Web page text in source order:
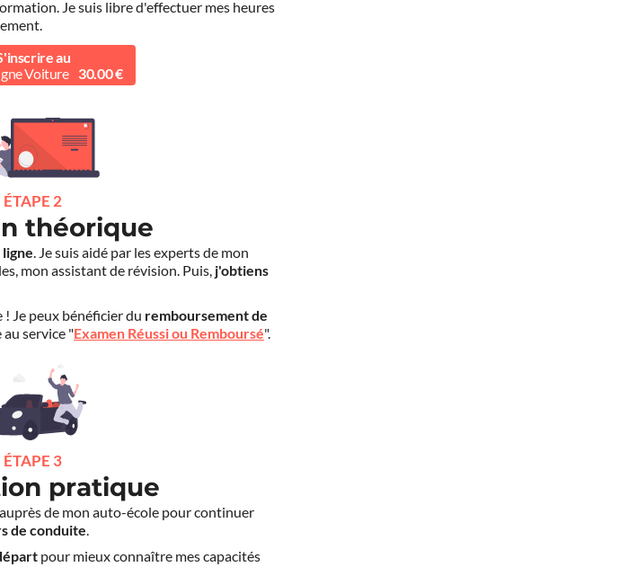
Je suis libre d'effectuer mes heures
au
Voiture
30.00 €
ÉTAPE 2
théorique
. Je suis aidé par les experts de mon
mon assistant de révision. Puis, j'obtiens
! Je peux bénéficier du remboursement de
au service "Examen Réussi ou Remboursé".
ÉTAPE 3
pratique
de mon auto-école pour continuer
de conduite.
pour mieux connaître mes capacités